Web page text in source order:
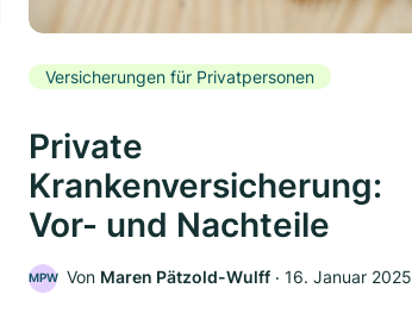
Versicherungen für Privatpersonen
Private
Krankenversicherung:
Vor- und Nachteile
MPW Von Maren Pätzold-Wulff ‧ 16. Januar 2025